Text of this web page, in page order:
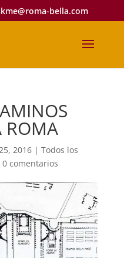
bella.com
ROMA
2016| Todos los
0 comentarios